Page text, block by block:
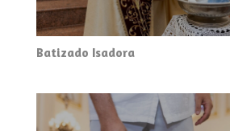
Batizado Isadora